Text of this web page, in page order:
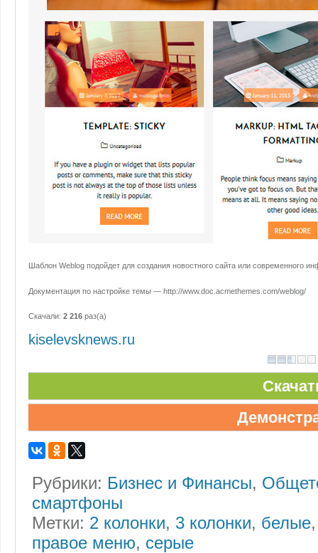
Шаблон Weblog подойдет для создания новостного сайта или современного
Документация по настройке темы — http://www.doc.acmethemes.com/weblog/
Скачали: 2 216 раз(а)
kiselevsknews.ru
Рубрики: Бизнес и Финансы,
смартфоны
Метки: 2 колонки, 3 колонки, белые
правое меню, серые